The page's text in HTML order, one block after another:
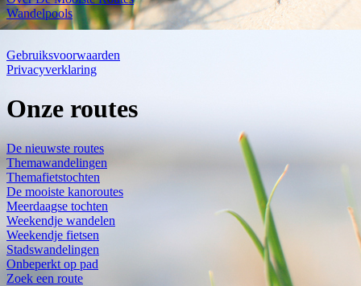
Wandelpools
Gebruiksvoorwaarden
Privacyverklaring
Onze routes
De nieuwste routes
Themawandelingen
Themafietstochten
De mooiste kanoroutes
Meerdaagse tochten
Weekendje wandelen
Weekendje fietsen
Stadswandelingen
Onbeperkt op pad
Zoek een route